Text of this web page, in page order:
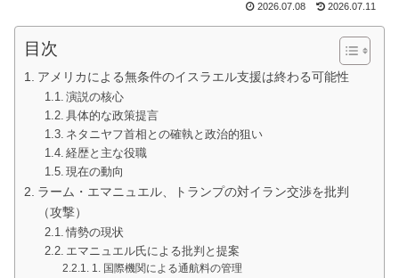
2026.07.08 2026.07.11
目次
アメリカによる無条件のイスラエル支援は終わる可能性
演説の核心
具体的な政策提言
ネタニヤフ首相との確執と政治的狙い
経歴と主な役職
現在の動向
ラーム・エマニュエル、トランプの対イラン交渉を批判
（攻撃）
情勢の現状
エマニュエル氏による批判と提案
1. 国際機関による通航料の管理